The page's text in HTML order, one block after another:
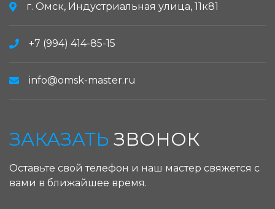
г. Омск, Индустриальная улица, 11к81
+7 (994) 414-85-15
info@omsk-master.ru
ЗАКАЗАТЬ ЗВОНОК
Оставьте свой телефон и наш мастер свяжется с
вами в ближайшее время.